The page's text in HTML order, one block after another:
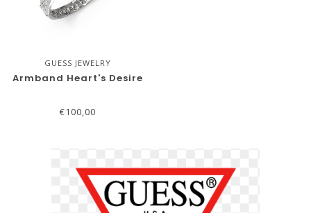
GUESS JEWELRY
Armband Heart's Desire
€100,00